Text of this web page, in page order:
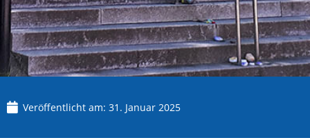
Veröffentlicht am: 31. Januar 2025